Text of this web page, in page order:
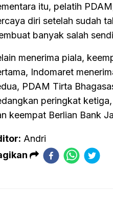
itu, pelatih
diri setelah sudah
banyak salah
menerima piala,
Indomaret
PDAM Tirta
peringkat
keempat Berlian Bank
Andri